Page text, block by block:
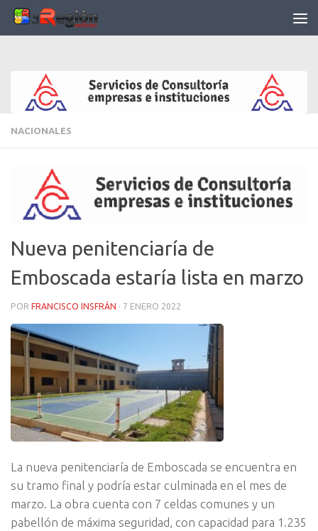
Saltar al contenido
NACIONALES
Nueva penitenciaría de
Emboscada estaría lista en marzo
POR FRANCISCO INSFRÁN · 7 ENERO 2022
La nueva penitenciaría de Emboscada se encuentra en
su tramo final y podría estar culminada en el mes de
marzo. La obra cuenta con 7 celdas comunes y un
pabellón de máxima seguridad, con capacidad para 1.235